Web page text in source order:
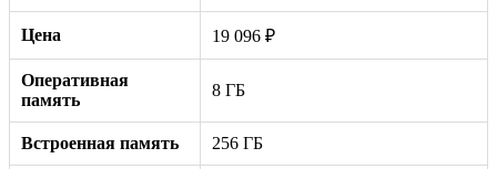
Цена 19 096 ₽
Оперативная
память
8 ГБ
Встроенная память 256 ГБ